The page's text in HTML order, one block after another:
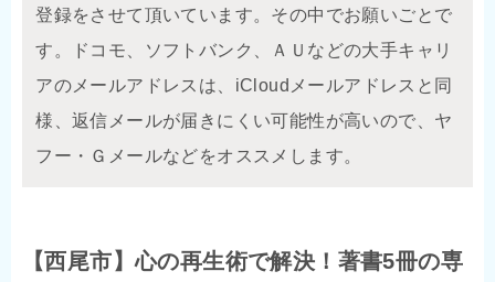
登録をさせて頂いています。その中でお願いごとで
す。ドコモ、ソフトバンク、ＡＵなどの大手キャリ
アのメールアドレスは、iCloudメールアドレスと同
様、返信メールが届きにくい可能性が高いので、ヤ
フー・Ｇメールなどをオススメします。
【西尾市】心の再生術で解決！著書5冊の専